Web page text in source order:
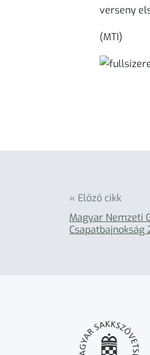
verseny
(MTI)
« Előző cikk
Magyar Nemzeti
Csapatbajnokság